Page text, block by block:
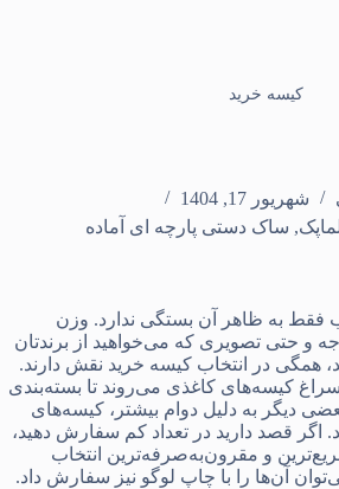
کیسه خرید
شهریور 17, 1404
, ساک دستی پارچه ای آماده
فقط به ظاهر آن بستگی ندارد. وزن
و حتی تصویری که می‌خواهید از برندتان
همگی در انتخاب کیسه خرید نقش دارند.
کیسه‌های کاغذی می‌روند تا بسته‌بندی
دیگر به دلیل دوام بیشتر، کیسه‌های
اگر قصد دارید در تعداد کم سفارش دهید،
و مقرون‌به‌صرفه‌ترین انتخاب
آن‌ها را با چاپ لوگو نیز سفارش داد.